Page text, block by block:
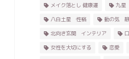
メイク落とし 健康運
九星
八白土星 性格
動の気
北向き玄関 インテリア
女性を大切にする
恋愛